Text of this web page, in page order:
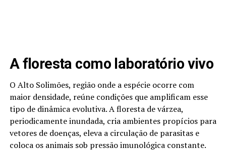
A floresta como laboratório vivo
O Alto Solimões, região onde a espécie ocorre com
maior densidade, reúne condições que amplificam esse
tipo de dinâmica evolutiva. A floresta de várzea,
periodicamente inundada, cria ambientes propícios para
vetores de doenças, eleva a circulação de parasitas e
coloca os animais sob pressão imunológica constante.